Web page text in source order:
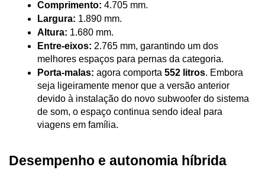
Comprimento: 4.705 mm.
Largura: 1.890 mm.
Altura: 1.680 mm.
Entre-eixos: 2.765 mm, garantindo um dos
melhores espaços para pernas da categoria.
Porta-malas: agora comporta 552 litros. Embora
seja ligeiramente menor que a versão anterior
devido à instalação do novo subwoofer do sistema
de som, o espaço continua sendo ideal para
viagens em família.
Desempenho e autonomia híbrida